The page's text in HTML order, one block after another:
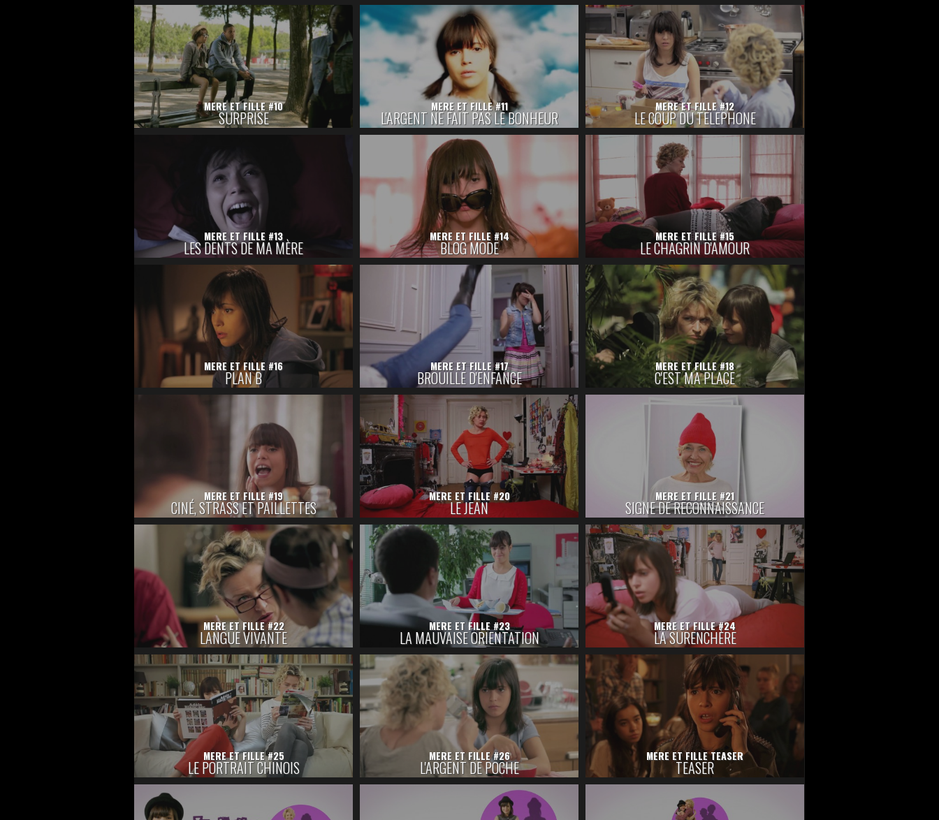
MERE ET FILLE #10
SURPRISE
MERE ET FILLE #11
L'ARGENT NE FAIT PAS LE BONHEUR
MERE ET FILLE #12
LE COUP DU TELEPHONE
MERE ET FILLE #13
LES DENTS DE MA MÈRE
MERE ET FILLE #14
BLOG MODE
MERE ET FILLE #15
LE CHAGRIN D'AMOUR
MERE ET FILLE #16
PLAN B
MERE ET FILLE #17
BROUILLE D'ENFANCE
MERE ET FILLE #18
C'EST MA PLACE
MERE ET FILLE #19
CINÉ, STRASS ET PAILLETTES
MERE ET FILLE #20
LE JEAN
MERE ET FILLE #21
SIGNE DE RECONNAISSANCE
MERE ET FILLE #22
LANGUE VIVANTE
MERE ET FILLE #23
LA MAUVAISE ORIENTATION
MERE ET FILLE #24
LA SURENCHÈRE
MERE ET FILLE #25
LE PORTRAIT CHINOIS
MERE ET FILLE #26
L'ARGENT DE POCHE
MERE ET FILLE TEASER
TEASER